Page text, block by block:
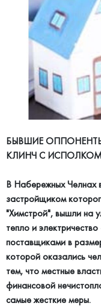
БЫВШИЕ
КЛИНЧ С
В Набережных
застройщиком
"Химстрой", вышли на
тепло и
поставщиками в
которой оказались
тем, что местные
финансовой
самые жесткие меры.